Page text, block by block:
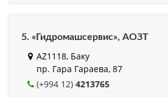
5. «Гидромашсервис», АОЗТ
AZ1118, Баку
пр. Гара Гараева, 87
(+994 12) 4213765